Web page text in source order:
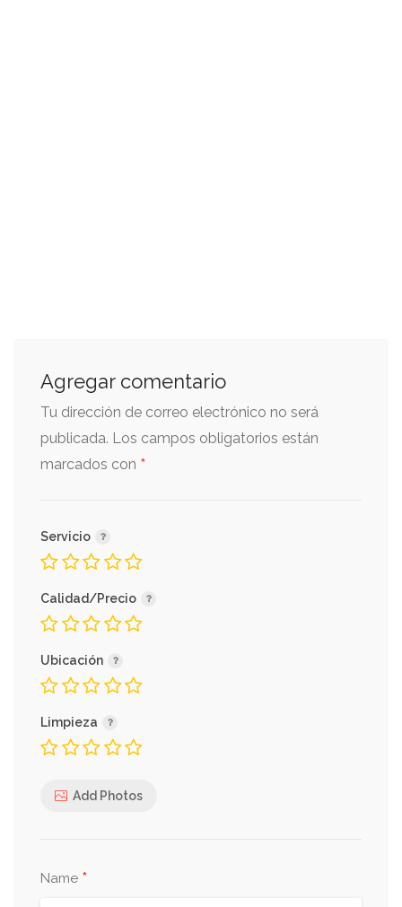
Agregar comentario
Tu dirección de correo electrónico no será
publicada. Los campos obligatorios están
marcados con *
Servicio
Calidad/Precio
Ubicación
Limpieza
Add Photos
Name *